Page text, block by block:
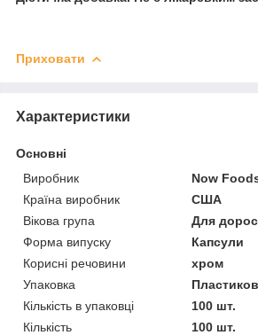
Приховати
Характеристики
Основні
Виробник
Now
Країна виробник
США
Вікова група
Для
Форма випуску
Капсули
Корисні речовини
хром
Упаковка
Кількість в упаковці
100 шт.
Кількість
100 шт.